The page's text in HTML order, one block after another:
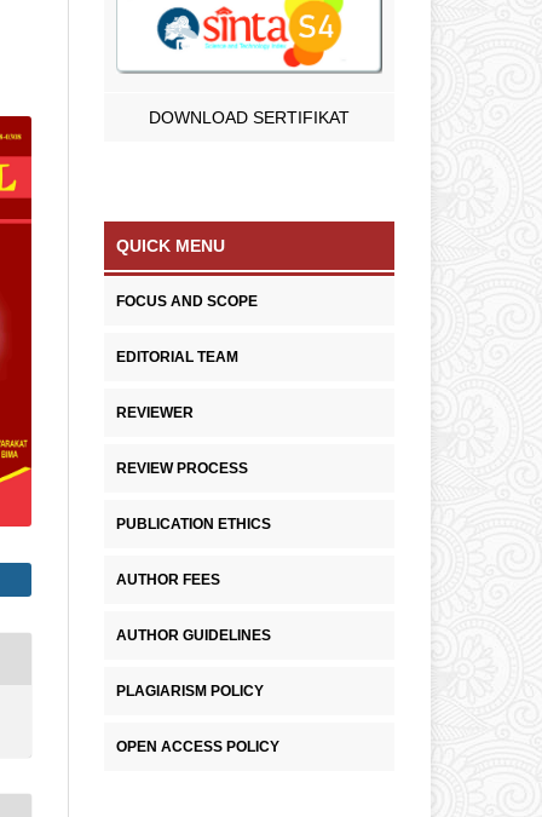
DOWNLOAD SERTIFIKAT
QUICK MENU
FOCUS AND SCOPE
EDITORIAL TEAM
REVIEWER
REVIEW PROCESS
PUBLICATION ETHICS
AUTHOR FEES
AUTHOR GUIDELINES
PLAGIARISM POLICY
OPEN ACCESS POLICY